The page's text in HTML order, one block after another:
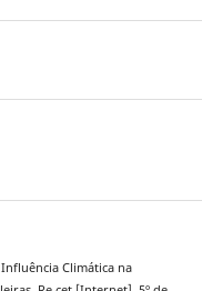
Climática na